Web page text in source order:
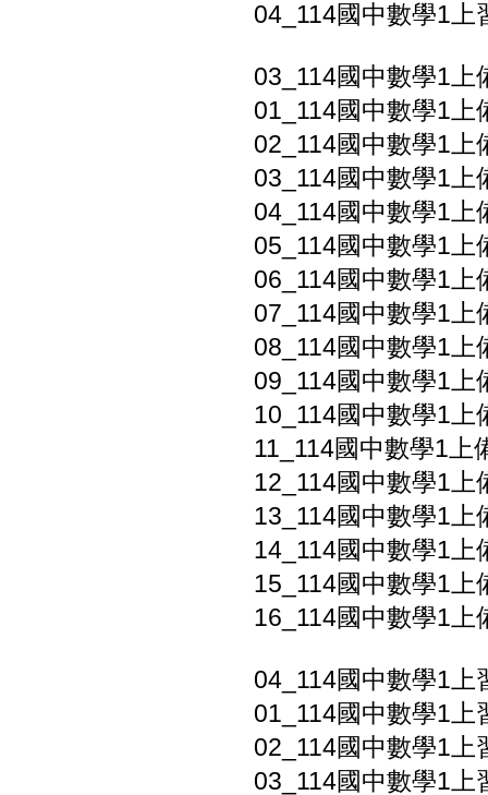
04_114國中數學1上
03_114國中數學1上
01_114國中數學1上
02_114國中數學1上
03_114國中數學1上
04_114國中數學1上
05_114國中數學1上
06_114國中數學1上
07_114國中數學1上
08_114國中數學1上
09_114國中數學1上
10_114國中數學1上
11_114國中數學1上
12_114國中數學1上
13_114國中數學1上
14_114國中數學1上
15_114國中數學1上
16_114國中數學1上
04_114國中數學1上
01_114國中數學1上
02_114國中數學1上
03_114國中數學1上